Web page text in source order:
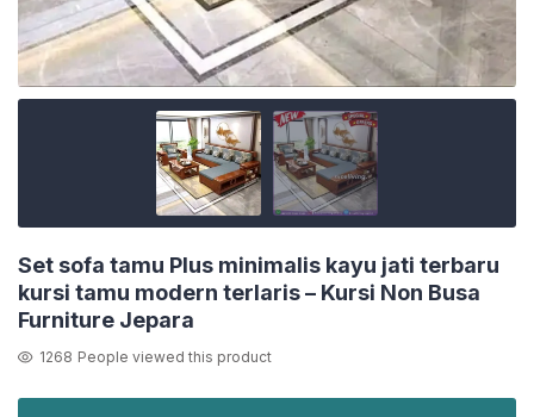
Set sofa tamu Plus minimalis kayu jati terbaru
kursi tamu modern terlaris – Kursi Non Busa
Furniture Jepara
1268 People viewed this product